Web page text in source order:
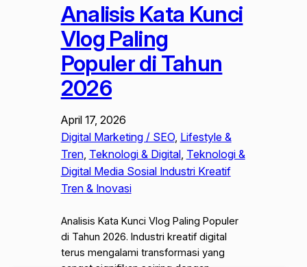
Analisis Kata Kunci
Vlog Paling
Populer di Tahun
2026
April 17, 2026
Digital Marketing / SEO, Lifestyle &
Tren, Teknologi & Digital, Teknologi &
Digital Media Sosial Industri Kreatif
Tren & Inovasi
Analisis Kata Kunci Vlog Paling Populer
di Tahun 2026. Industri kreatif digital
terus mengalami transformasi yang